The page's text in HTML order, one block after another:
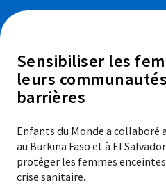
Sensibiliser les
leurs
barrières
Enfants du Monde a collaboré
au Burkina Faso et à El
protéger les femmes
crise sanitaire.